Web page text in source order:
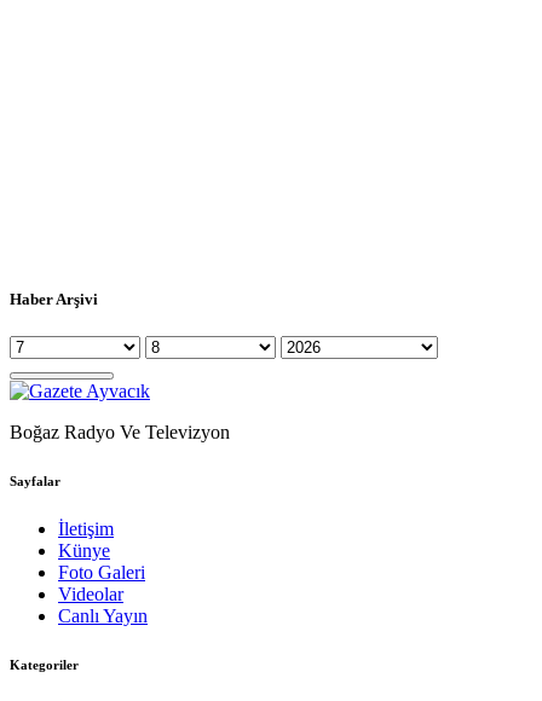
Haber Arşivi
Boğaz Radyo Ve Televizyon
Sayfalar
İletişim
Künye
Foto Galeri
Videolar
Canlı Yayın
Kategoriler